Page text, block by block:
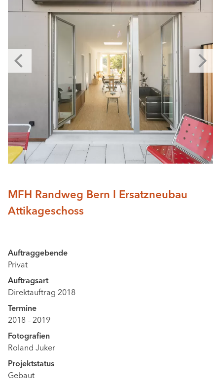
MFH Randweg Bern l Ersatzneubau
Attikageschoss
Auftraggebende
Privat
Auftragsart
Direktauftrag 2018
Termine
2018 – 2019
Fotografien
Roland Juker
Projektstatus
Gebaut